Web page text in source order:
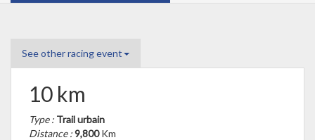
See other racing event
10 km
Type : Trail urbain
Distance :9,800Km